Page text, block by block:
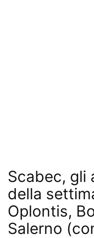
Scabec, gli
della
Oplontis,
Salerno